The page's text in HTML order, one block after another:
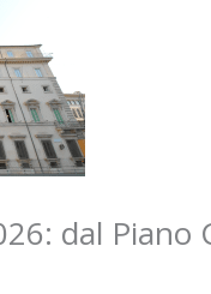
dal